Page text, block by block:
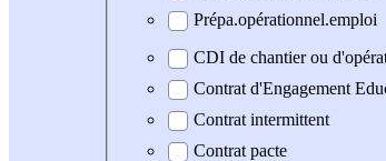
Prépa.opérationnel.emploi
CDI de chantier ou
Contrat d'Engagement
Contrat intermittent
Contrat pacte